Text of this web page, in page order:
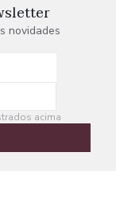
novidades
acima